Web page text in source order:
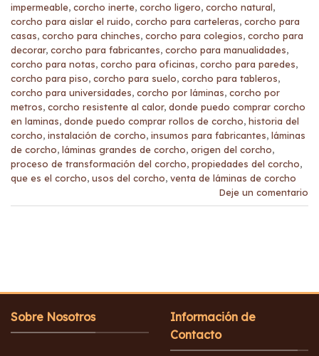
impermeable, corcho inerte, corcho ligero, corcho natural,
corcho para aislar el ruido, corcho para carteleras, corcho para
casas, corcho para chinches, corcho para colegios, corcho para
decorar, corcho para fabricantes, corcho para manualidades,
corcho para notas, corcho para oficinas, corcho para paredes,
corcho para piso, corcho para suelo, corcho para tableros,
corcho para universidades, corcho por láminas, corcho por
metros, corcho resistente al calor, donde puedo comprar corcho
en laminas, donde puedo comprar rollos de corcho, historia del
corcho, instalación de corcho, insumos para fabricantes, láminas
de corcho, láminas grandes de corcho, origen del corcho,
proceso de transformación del corcho, propiedades del corcho,
que es el corcho, usos del corcho, venta de láminas de corcho
Deje un comentario
Sobre Nosotros
Información de
Contacto